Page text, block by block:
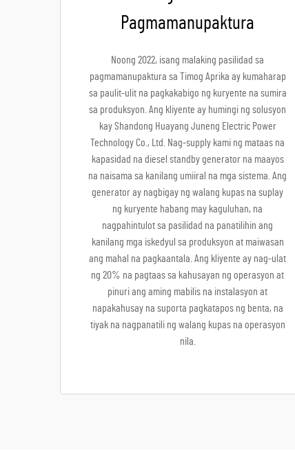
Pagmamanupaktura
Noong 2022, isang malaking pasilidad sa
pagmamanupaktura sa Timog Aprika ay kumaharap
sa paulit-ulit na pagkakabigo ng kuryente na sumira
sa produksyon. Ang kliyente ay humingi ng solusyon
kay Shandong Huayang Juneng Electric Power
Technology Co., Ltd. Nag-supply kami ng mataas na
kapasidad na diesel standby generator na maayos
na naisama sa kanilang umiiral na mga sistema. Ang
generator ay nagbigay ng walang kupas na suplay
ng kuryente habang may kaguluhan, na
nagpahintulot sa pasilidad na panatilihin ang
kanilang mga iskedyul sa produksyon at maiwasan
ang mahal na pagkaantala. Ang kliyente ay nag-ulat
ng 20% na pagtaas sa kahusayan ng operasyon at
pinuri ang aming mabilis na instalasyon at
napakahusay na suporta pagkatapos ng benta, na
tiyak na nagpanatili ng walang kupas na operasyon
nila.